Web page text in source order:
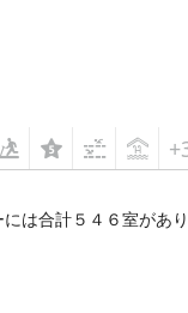
は合計５４６室があ